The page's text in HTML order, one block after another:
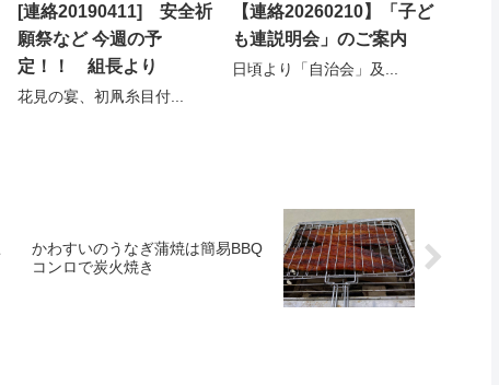
[連絡20190411] 安全祈
願祭など 今週の予
定！！ 組長より
花見の宴、初凧糸目付...
【連絡20260210】「子ど
も連説明会」のご案内
日頃より「自治会」及...
かわすいのうなぎ蒲焼は簡易BBQ
コンロで炭火焼き